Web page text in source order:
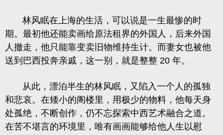
林风眠在上海的生活，可以说是一生最惨的时
期。最初他还能卖画给原法租界的外国人，后来外国
人撤走，他只能靠变卖旧物维持生计。而妻女也被他
送到巴西投奔亲戚，这一别，就是整整 20 年。
从此，漂泊半生的林风眠，又陷入一个人的孤独
和悲哀。在矮小的阁楼里，用极少的物料，他每天身
处孤绝，不断创作，仍不忘探索中西艺术融合之道。
在苦不堪言的环境里，唯有画画能够给他人生以慰